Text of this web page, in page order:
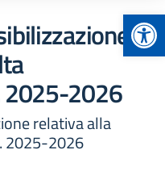
2025-2026
relativa alla
2025-2026